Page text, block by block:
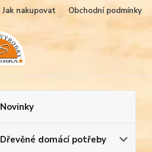
Jak nakupovat Obchodní podmínky
Novinky
Dřevěné domácí potřeby